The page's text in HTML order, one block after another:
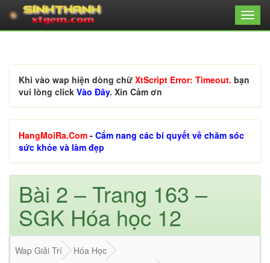
Khi vào wap hiện dòng chữ XtScript Error: Timeout. bạn
vui lòng click Vào Đây. Xin Cảm ơn
HangMoiRa.Com - Cẩm nang các bí quyết về chăm sóc
sức khỏe và làm đẹp
Bài 2 – Trang 163 –
SGK Hóa học 12
Wap Giải Trí
Hóa Học